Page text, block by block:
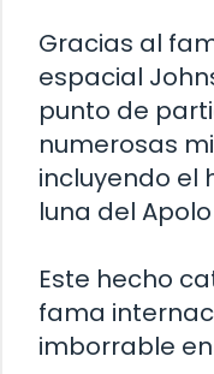
Gracias al
espacial
punto de
numerosas
incluyendo el
luna del Apolo
Este hecho
fama
imborrable